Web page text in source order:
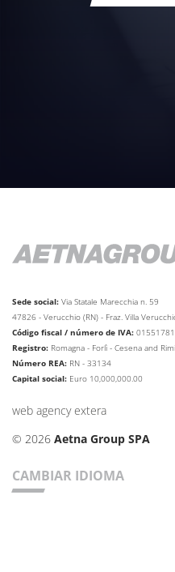
Sede social: Via Statale Marecchia n. 59
47826 - Verucchio (RN) - Fraz. Villa
Código fiscal / número de IVA:
Registro: Romagna - Forlì - Cesena and
Número REA: RN - 33134
Capital social: Euro 10,000,000.00
web agency extera
© 2026 Aetna Group SPA
CAMBIAR IDIOMA